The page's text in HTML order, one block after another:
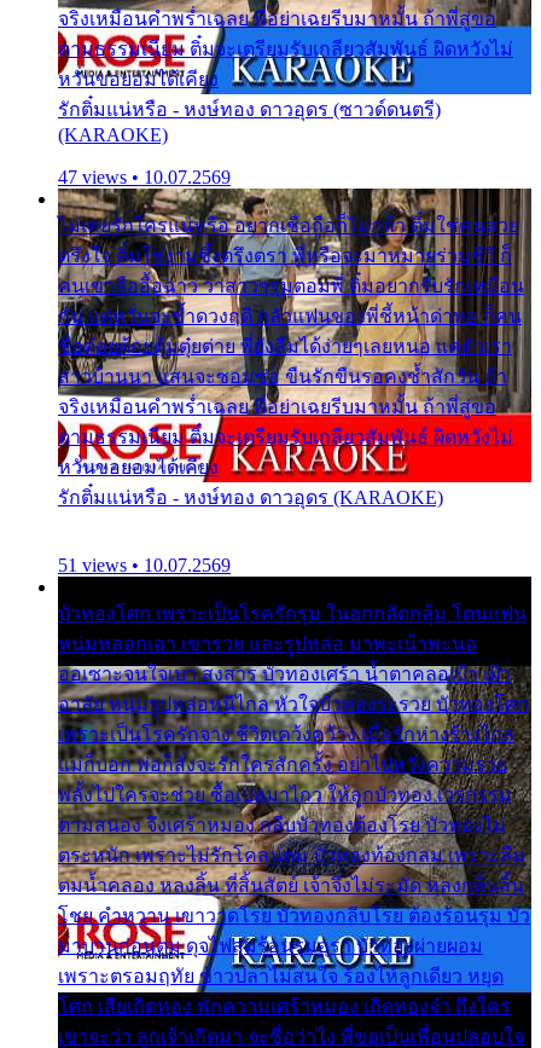
จริงเหมือนคำพร่ำเฉลย พี่อย่าเฉยรีบมาหมั้น ถ้าพี่สู่ขอ
ตามธรรมเนียม ติ๋มจะเตรียมรับเกลียวสัมพันธ์ ผิดหวังไม่
หวั่นขอยอมได้เคียง
รักติ๋มแน่หรือ - หงษ์ทอง ดาวอุดร (ซาวด์ดนตรี)
(KARAOKE)
47 views • 10.07.2569
ไม่เคยรักใครแน่หรือ อยากเชื่อถือก็ไม่กล้า ติ๋มใช่คนสวย
ตรึงใจ ติ๋มใช่งามซึ้งตรึงตรา พี่หรือจะมาหมายร่วมชีวี ก็
คนเขาลืออื้อฉาว ว่าสาวๆรุมตอมพี่ ติ๋มอยากรับรักเหมือน
กัน แต่หวั่นจะช้ำดวงฤดี กลัวแฟนของพี่ชี้หน้าด่าทอ ก็คน
ชื่อต๋อยต้อยตุ้มตุ๋ยต่าย พี่ยังลืมได้ง่ายๆเลยหนอ แค่ตัวเรา
สาวบ้านนา แสนจะซอมซ่อ ขืนรักขืนรอคงช้ำสักวัน ถ้า
จริงเหมือนคำพร่ำเฉลย พี่อย่าเฉยรีบมาหมั้น ถ้าพี่สู่ขอ
ตามธรรมเนียม ติ๋มจะเตรียมรับเกลียวสัมพันธ์ ผิดหวังไม่
หวั่นขอยอมได้เคียง
รักติ๋มแน่หรือ - หงษ์ทอง ดาวอุดร (KARAOKE)
51 views • 10.07.2569
บัวทองโศก เพราะเป็นโรครักรุม ในอกกลัดกลุ้ม โดนแฟน
หนุ่มหลอกเอา เขารวย และรูปหล่อ มาพะเน้าพะนอ
ออเซาะจนใจเบา สงสาร บัวทองเศร้า น้ำตาคลอเบ้า เฝ้า
อาลัย หนุ่มรูปหล่อหนีไกล หัวใจบัวทองระรวย บัวทองโศก
เพราะเป็นโรครักจาง ชีวิตเคว้งคว้าง เมื่อรักห่างร้างไกล
แม่ก็บอก พ่อก็สั่งจะรักใครสักครั้ง อย่าไปหวังความรวย
พลั้งไปใครจะช่วย ซื้อเปลมาไกว ให้ลูกบัวทอง เวรกรรม
ตามสนอง จึงเศร้าหมอง กลีบบัวทองต้องโรย บัวทองไม่
ตระหนัก เพราะไม่รักโคลนตม บัวทองท้องกลม เพราะลืม
ตมน้ำคลอง หลงลิ้น ที่สิ้นสัตย์ เจ้าจึงไม่ระมัด หลงกลิ่นลิ้น
โชย คำหวาน เขาวาดโรย บัวทองกลีบโรย ต้องร้อนรุม บัว
มาบานก่อนตูม ดุจไฟสุมร้อนรุมอุรา บัวทองผ่ายผอม
เพราะตรอมฤทัย ข้าวปลาไม่สนใจ ร้องไห้ลูกเดียว หยุด
โศก เสียเถิดทอง พักความเศร้าหมอง เถิดทองจ๋า ถึงใคร
เขาจะว่า ลูกเจ้าเกิดมา จะชื่อว่าไง พี่ขอเป็นเพื่อนปลอบใจ